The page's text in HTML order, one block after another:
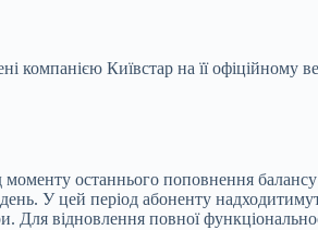
компанією Київстар на її
моменту останнього поповнення
У цей період абоненту
Для відновлення повної